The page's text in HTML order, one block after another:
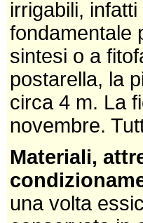
irrigabili,
fondamentale
sintesi o a
postarella, la
circa 4 m. La
novembre.
Materiali,
una volta